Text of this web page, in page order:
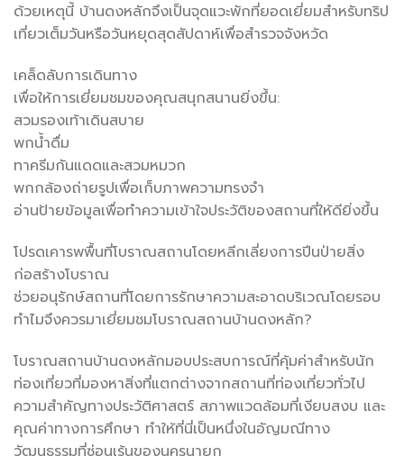
ด้วยเหตุนี้ บ้านดงหลักจึงเป็นจุดแวะพักที่ยอดเยี่ยมสำหรับทริป
เที่ยวเต็มวันหรือวันหยุดสุดสัปดาห์เพื่อสำรวจจังหวัด
เคล็ดลับการเดินทาง
เพื่อให้การเยี่ยมชมของคุณสนุกสนานยิ่งขึ้น:
สวมรองเท้าเดินสบาย
พกน้ำดื่ม
ทาครีมกันแดดและสวมหมวก
พกกล้องถ่ายรูปเพื่อเก็บภาพความทรงจำ
อ่านป้ายข้อมูลเพื่อทำความเข้าใจประวัติของสถานที่ให้ดียิ่งขึ้น
โปรดเคารพพื้นที่โบราณสถานโดยหลีกเลี่ยงการปีนป่ายสิ่ง
ก่อสร้างโบราณ
ช่วยอนุรักษ์สถานที่โดยการรักษาความสะอาดบริเวณโดยรอบ
ทำไมจึงควรมาเยี่ยมชมโบราณสถานบ้านดงหลัก?
โบราณสถานบ้านดงหลักมอบประสบการณ์ที่คุ้มค่าสำหรับนัก
ท่องเที่ยวที่มองหาสิ่งที่แตกต่างจากสถานที่ท่องเที่ยวทั่วไป
ความสำคัญทางประวัติศาสตร์ สภาพแวดล้อมที่เงียบสงบ และ
คุณค่าทางการศึกษา ทำให้ที่นี่เป็นหนึ่งในอัญมณีทาง
วัฒนธรรมที่ซ่อนเร้นของนครนายก